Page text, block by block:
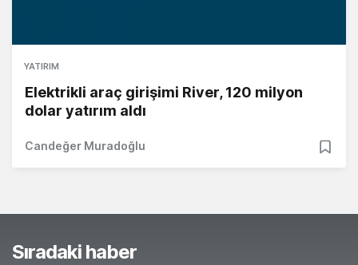
YATIRIM
Elektrikli araç girişimi River, 120 milyon
dolar yatırım aldı
Candeğer Muradoğlu
Sıradaki haber